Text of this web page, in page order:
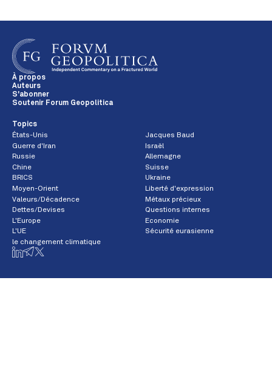
À propos
Auteurs
S'abonner
Soutenir Forum Geopolitica
Topics
États-Unis
Jacques Baud
Guerre d'Iran
Israël
Russie
Allemagne
Chine
Suisse
BRICS
Ukraine
Moyen-Orient
Liberté d'expression
Valeurs/Décadence
Métaux précieux
Dettes/Devises
Questions internes
L'Europe
Economie
L'UE
Sécurité eurasienne
le changement climatique